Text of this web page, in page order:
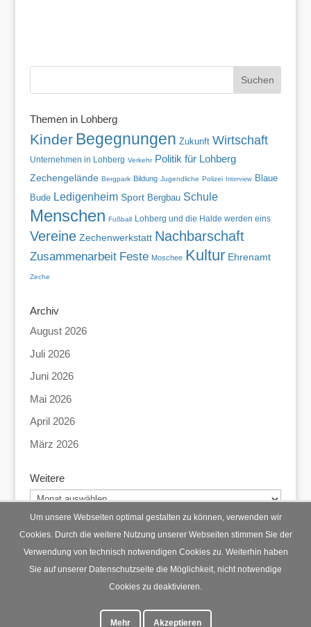
Themen in Lohberg
Kinder Begegnungen Zukunft Wirtschaft
Unternehmen in Lohberg Verkehr Politik für Lohberg
Zechengelände Bergpark Bildung Jugendliche Polizei Interview
Blaue
Bude Ledigenheim Sport Bergbau Schule
Menschen Fußball Lohberg und die Halde werden eins
Vereine Zechenwerkstatt Nachbarschaft
Zusammenarbeit Feste Moschee Kultur Ehrenamt
Zeche
Archiv
August 2026
Juli 2026
Juni 2026
Mai 2026
April 2026
März 2026
Weitere
Weitere
Startseite Datenschutz Impressum
Um unsere Webseiten optimal gestalten zu können, verwenden wir
Cookies. Durch die weitere Nutzung unserer Webseiten stimmen Sie der
Verwendung von technisch notwendigen Cookies zu. Weiterhin haben
Sie auf unserer Datenschutzseite die Möglichkeit, nicht notwendige
Cookies zu deaktivieren.
Mehr Akzeptieren